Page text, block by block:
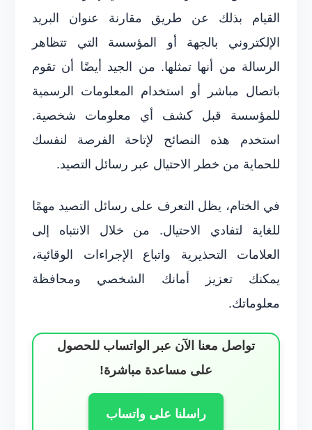
القيام بذلك عن طريق مقارنة عنوان البريد
الإلكتروني بالجهة أو المؤسسة التي تتظاهر
الرسالة من أنها تمثلها. من الجيد أيضًا أن تقوم
باتصال مباشر أو استخدام المعلومات الرسمية
للمؤسسة قبل كشف أي معلومات شخصية.
استخدم هذه النصائح لإتاحة الفرصة لنفسك
للحماية من خطر الاحتيال عبر رسائل التصيد.
في الختام، يظل التعرف على رسائل التصيد مهمًا
للغاية لتفادي الاحتيال. من خلال الانتباه إلى
العلامات التحذيرية واتباع الإجراءات الوقائية،
يمكنك تعزيز أمانك الشخصي ومحافظة
معلوماتك.
تواصل معنا الآن عبر الواتساب للحصول
على مساعدة مباشرة!
راسلنا على واتساب